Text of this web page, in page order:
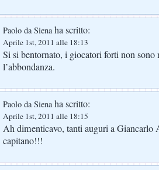
Paolo da Sienaha scritto:
Aprile 1st, 2011 alle 18:13
Si si bentornato, i giocatori forti non sono
l’abbondanza.
Paolo da Sienaha scritto:
Aprile 1st, 2011 alle 18:15
Ah dimenticavo, tanti auguri a
capitano!!!